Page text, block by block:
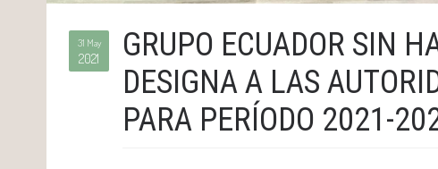
31 May
2021
GRUPO ECUADOR SIN
DESIGNA A LAS
PARA PERÍODO 2021-